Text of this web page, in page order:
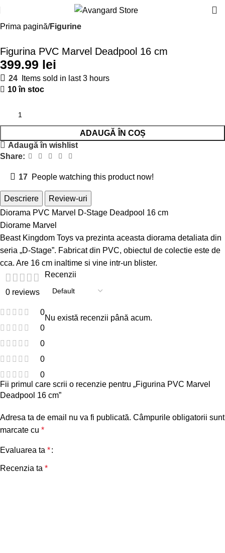
Prima pagină Figurine
Figurina PVC Marvel Deadpool 16 cm
lei
24
Items sold in last 3 hours
10 în stoc
ADAUGĂ ÎN COȘ
Adaugă în wishlist
Share:
17 People watching this product now!
Descriere
Review-uri
Diorama PVC Marvel D-Stage Deadpool 16 cm
Diorame Marvel
Beast Kingdom Toys va prezinta aceasta diorama detaliata din
seria „D-Stage”. Fabricat din PVC, obiectul de colectie este de
cca. Are 16 cm inaltime si vine intr-un blister.
0 reviews
0
0
0
0
0
Recenzii
Nu există recenzii până acum.
Fii primul care scrii o recenzie pentru „Figurina PVC Marvel
Deadpool 16 cm”
Adresa ta de email nu va fi publicată. Câmpurile obligatorii sunt
marcate cu *
Evaluarea ta *
Recenzia ta *